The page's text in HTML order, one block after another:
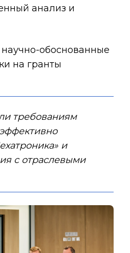
анализ и
обоснованные
на гранты
требованиям
и
с отраслевыми